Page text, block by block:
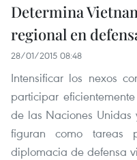
Determina
regional en
28/01/2015 08:48
Intensificar los nexos
participar
de las Naciones Unidas
figuran como tareas
diplomacia de defensa